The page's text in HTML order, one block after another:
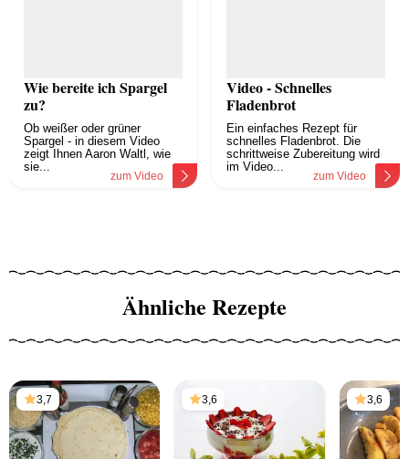
Wie bereite ich Spargel
zu?
Ob weißer oder grüner
Spargel - in diesem Video
zeigt Ihnen Aaron Waltl, wie
sie...
zum Video
Video - Schnelles
Fladenbrot
Ein einfaches Rezept für
schnelles Fladenbrot. Die
schrittweise Zubereitung wird
im Video...
zum Video
Ähnliche Rezepte
3,7 3,6 3,6